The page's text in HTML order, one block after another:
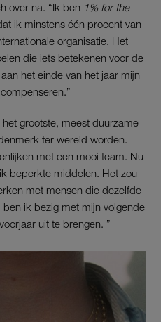
over na. “Ik ben 1% for the
ik minstens één procent van
organisatie. Het
die iets betekenen voor de
het einde van het jaar mijn
het grootste, meest duurzame
ter wereld worden.
met een mooi team. Nu
beperkte middelen. Het zou
met mensen die dezelfde
ik bezig met mijn volgende
uit te brengen. ”